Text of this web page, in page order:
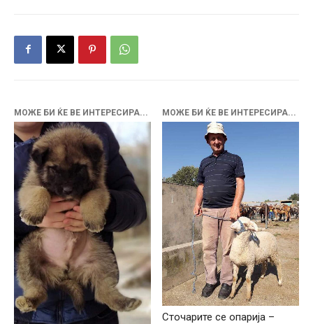
МОЖЕ БИ ЌЕ ВЕ ИНТЕРЕСИРА... МОЖЕ БИ ЌЕ ВЕ ИНТЕРЕСИРА...
Сточарите се опарија –